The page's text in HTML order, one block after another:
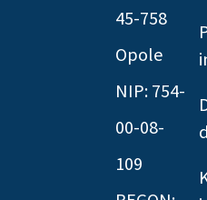
45-758
Opole
NIP: 754-
00-08-
109